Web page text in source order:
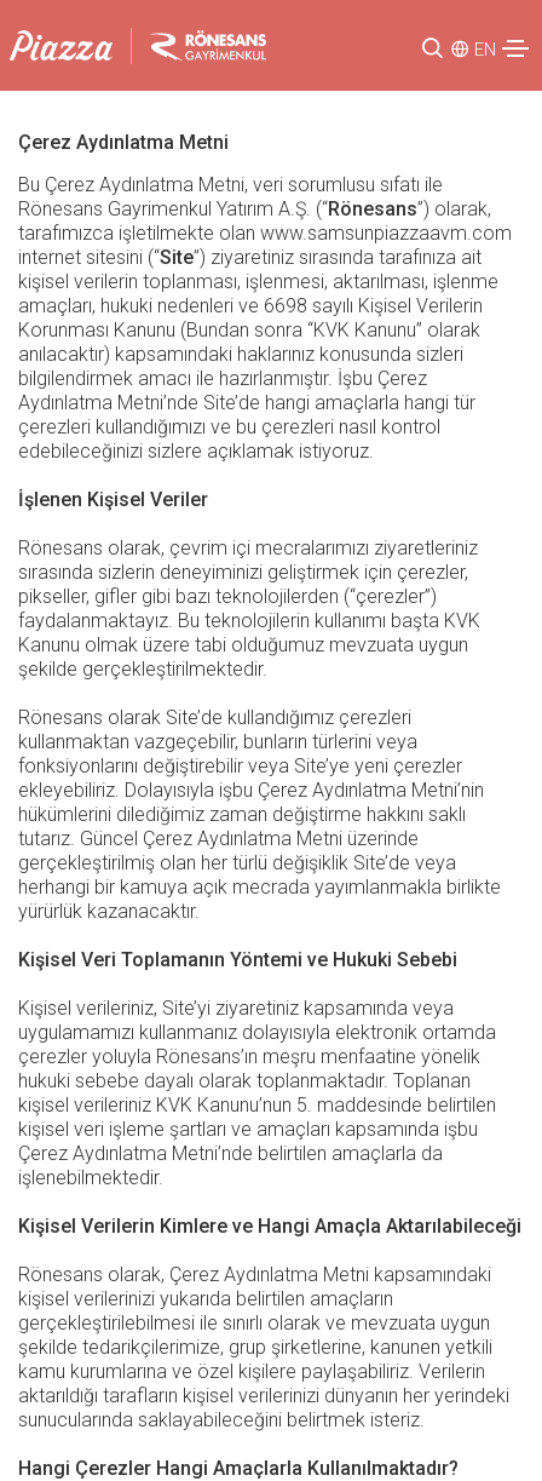
EN
Çerez Aydınlatma Metni
Bu Çerez Aydınlatma Metni, veri sorumlusu sıfatı ile
Rönesans Gayrimenkul Yatırım A.Ş. (“Rönesans”) olarak,
tarafımızca işletilmekte olan www.samsunpiazzaavm.com
internet sitesini (“Site”) ziyaretiniz sırasında tarafınıza ait
kişisel verilerin toplanması, işlenmesi, aktarılması, işlenme
amaçları, hukuki nedenleri ve 6698 sayılı Kişisel Verilerin
Korunması Kanunu (Bundan sonra “KVK Kanunu” olarak
anılacaktır) kapsamındaki haklarınız konusunda sizleri
bilgilendirmek amacı ile hazırlanmıştır. İşbu Çerez
Aydınlatma Metni’nde Site’de hangi amaçlarla hangi tür
çerezleri kullandığımızı ve bu çerezleri nasıl kontrol
edebileceğinizi sizlere açıklamak istiyoruz.
İşlenen Kişisel Veriler
Rönesans olarak, çevrim içi mecralarımızı ziyaretleriniz
sırasında sizlerin deneyiminizi geliştirmek için çerezler,
pikseller, gifler gibi bazı teknolojilerden (“çerezler”)
faydalanmaktayız. Bu teknolojilerin kullanımı başta KVK
Kanunu olmak üzere tabi olduğumuz mevzuata uygun
şekilde gerçekleştirilmektedir.
Rönesans olarak Site’de kullandığımız çerezleri
kullanmaktan vazgeçebilir, bunların türlerini veya
fonksiyonlarını değiştirebilir veya Site’ye yeni çerezler
ekleyebiliriz. Dolayısıyla işbu Çerez Aydınlatma Metni’nin
hükümlerini dilediğimiz zaman değiştirme hakkını saklı
tutarız. Güncel Çerez Aydınlatma Metni üzerinde
gerçekleştirilmiş olan her türlü değişiklik Site’de veya
herhangi bir kamuya açık mecrada yayımlanmakla birlikte
yürürlük kazanacaktır.
Kişisel Veri Toplamanın Yöntemi ve Hukuki Sebebi
Kişisel verileriniz, Site’yi ziyaretiniz kapsamında veya
uygulamamızı kullanmanız dolayısıyla elektronik ortamda
çerezler yoluyla Rönesans’ın meşru menfaatine yönelik
hukuki sebebe dayalı olarak toplanmaktadır. Toplanan
kişisel verileriniz KVK Kanunu’nun 5. maddesinde belirtilen
kişisel veri işleme şartları ve amaçları kapsamında işbu
Çerez Aydınlatma Metni’nde belirtilen amaçlarla da
işlenebilmektedir.
Kişisel Verilerin Kimlere ve Hangi Amaçla Aktarılabileceği
Rönesans olarak, Çerez Aydınlatma Metni kapsamındaki
kişisel verilerinizi yukarıda belirtilen amaçların
gerçekleştirilebilmesi ile sınırlı olarak ve mevzuata uygun
şekilde tedarikçilerimize, grup şirketlerine, kanunen yetkili
kamu kurumlarına ve özel kişilere paylaşabiliriz. Verilerin
aktarıldığı tarafların kişisel verilerinizi dünyanın her yerindeki
sunucularında saklayabileceğini belirtmek isteriz.
Hangi Çerezler Hangi Amaçlarla Kullanılmaktadır?